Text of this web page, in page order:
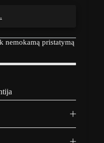
nemokamą pristatymą